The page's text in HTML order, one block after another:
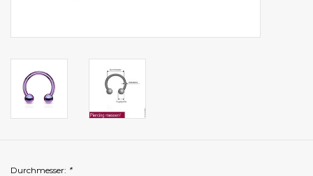
Durchmesser: *